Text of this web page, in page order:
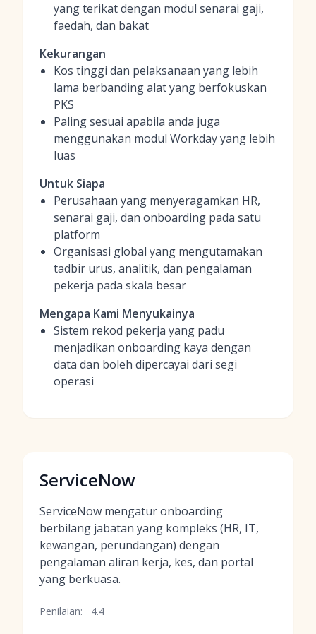
yang terikat dengan modul senarai gaji,
faedah, dan bakat
Kekurangan
Kos tinggi dan pelaksanaan yang lebih
lama berbanding alat yang berfokuskan
PKS
Paling sesuai apabila anda juga
menggunakan modul Workday yang lebih
luas
Untuk Siapa
Perusahaan yang menyeragamkan HR,
senarai gaji, dan onboarding pada satu
platform
Organisasi global yang mengutamakan
tadbir urus, analitik, dan pengalaman
pekerja pada skala besar
Mengapa Kami Menyukainya
Sistem rekod pekerja yang padu
menjadikan onboarding kaya dengan
data dan boleh dipercayai dari segi
operasi
ServiceNow
ServiceNow mengatur onboarding
berbilang jabatan yang kompleks (HR, IT,
kewangan, perundangan) dengan
pengalaman aliran kerja, kes, dan portal
yang berkuasa.
Penilaian: 4.4